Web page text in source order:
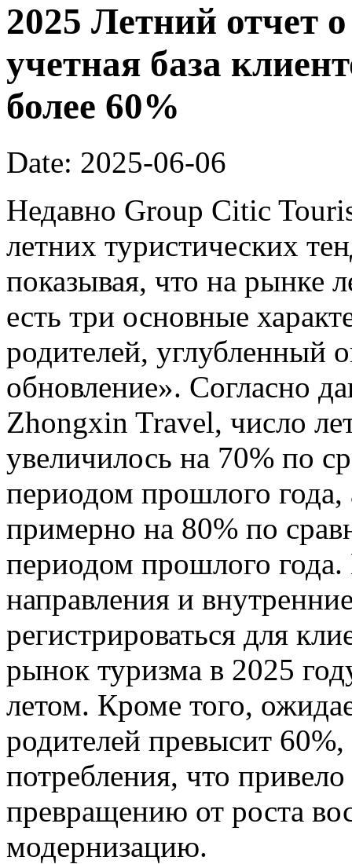
2025 Летний отчет
учетная база
более 60%
Date: 2025-06-06
Недавно Group Citic
летних туристических
показывая, что на рынке
есть три основные
родителей, углубленный
обновление». Согласно
Zhongxin Travel, число
увеличилось на 70% по
периодом прошлого
примерно на 80% по
периодом прошлого года.
направления и
регистрироваться для
рынок туризма в 2025
летом. Кроме того,
родителей превысит
потребления, что
превращению от роста
модернизацию.